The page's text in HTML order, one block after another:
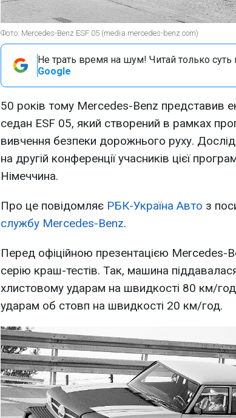
Фото: Mercedes-Benz ESF 05 (media.mercedes-benz.com)
Не трать время на шум! Читай только суть
Google
50 років тому Mercedes-Benz представив
седан ESF 05, який створений в рамках
вивчення безпеки дорожнього руху.
на другій конференції учасників цієї
Німеччина.
Про це повідомляє РБК-Україна Авто з
службу Mercedes-Benz.
Перед офіційною презентацією Mercedes-
серію краш-тестів. Так, машина
хлистовому ударам на швидкості 80 км/
ударам об стовп на швидкості 20 км/год.